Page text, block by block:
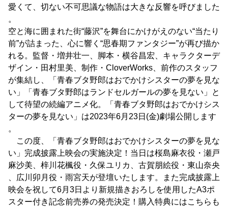
愛くて、切ない不可思議な物語は大きな反響を呼びました
。
空と海に囲まれた街“藤沢”を舞台にかけがえのない“当たり
前”が詰まった、心に響く“思春期ファンタジー”が再び描か
れる。監督・増井壮一、脚本・横谷昌宏、キャラクターデ
ザイン・田村里美、制作・CloverWorks、前作のスタッフ
が集結し、「青春ブタ野郎はおでかけシスターの夢を見な
い」「青春ブタ野郎はランドセルガールの夢を見ない」と
して待望の続編アニメ化。「青春ブタ野郎はおでかけシス
ターの夢を見ない」は2023年6月23日(金)劇場公開します
。
この度、「青春ブタ野郎はおでかけシスターの夢を見な
い」完成披露上映会の実施決定！当日は桜島麻衣役・瀬戸
麻沙美、梓川花楓役・久保ユリカ、古賀朋絵役・東山奈央
、広川卯月役・雨宮天が登壇いたします。また完成披露上
映会を祝して6月3日より新規描きおろしを使用したA3ポ
スター付き記念前売券の発売決定！購入特典にはこちらも